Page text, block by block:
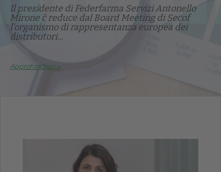
Il presidente di Federfarma Servizi Antonello
Mirone č reduce dal Board Meeting di Secof
l'organismo di rappresentanza europea dei
distributori...
Approfondisci >